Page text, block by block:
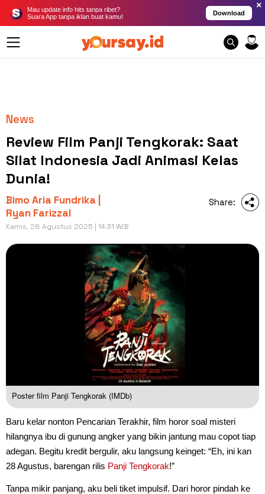
Mau update info hits tanpa ribet?
Suara App tanpa iklan buat kamu!
Download
×
News
Review Film Panji Tengkorak: Saat
Silat Indonesia Jadi Animasi Kelas
Dunia!
Bimo Aria Fundrika |
Ryan Farizzal
Kamis, 28 Agustus 2025 | 14:31 WIB
Share:
Poster film Panji Tengkorak (IMDb)
Baru kelar nonton Pencarian Terakhir, film horor soal misteri
hilangnya ibu di gunung angker yang bikin jantung mau copot tiap
adegan. Begitu kredit bergulir, aku langsung keinget: “Eh, ini kan
28 Agustus, barengan rilis Panji Tengkorak!”
Tanpa mikir panjang, aku beli tiket impulsif. Dari horor pindah ke